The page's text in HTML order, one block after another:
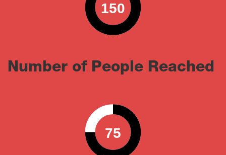
150
0 100
Number of People Reached
75
0 100